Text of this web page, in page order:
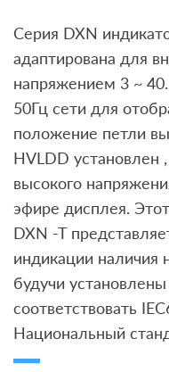
Серия DXN
адаптирована для
напряжением 3 ~
50Гц сети для
положение петли
HVLDD установлен
высокого
эфире дисплея.
DXN -T
индикации
будучи
соответствовать
Национальный